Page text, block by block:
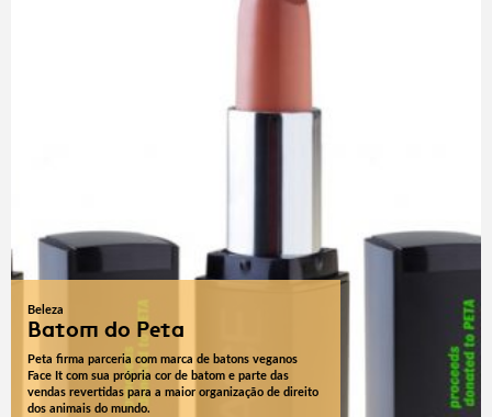
Beleza
Batom do Peta
Peta firma parceria com marca de batons veganos
Face It com sua própria cor de batom e parte das
vendas revertidas para a maior organização de direito
dos animais do mundo.